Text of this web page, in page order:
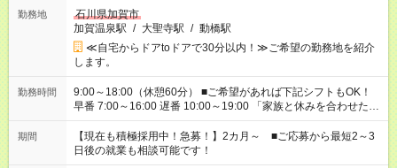
勤務地
石川県加賀市
加賀温泉駅 / 大聖寺駅 / 動橋駅
≪自宅からドアtoドアで30分以内！≫ご希望の勤務地を紹介
します。
勤務時間
9:00～18:00（休憩60分） ■ご希望があれば下記シフトもOK！
早番 7:00～16:00 遅番 10:00～19:00 「家族と休みを合わせた
い」 「余裕を持って夕飯の準備がしたい」 「できれば残業はし
たくない」 など、ご希望を教えてくださいね。 ※Wワーク希望
の方へ 今ご覧のお仕事で希望する勤務時間と、もう1つのお仕事
の勤務時間。 合計で週40時間を超える場合は応募できません。
期間
【現在も積極採用中！急募！】2カ月～ ■ご応募から最短2～3
日後の就業も相談可能です！